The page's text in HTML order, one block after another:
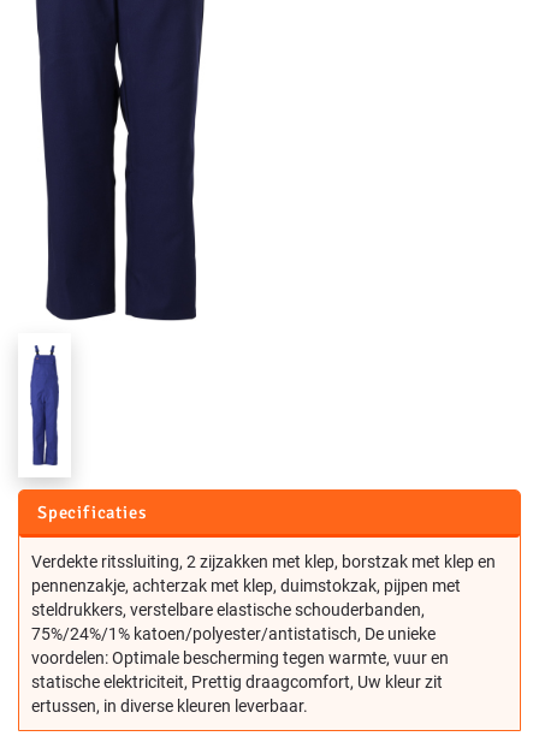
Specificaties
Verdekte ritssluiting, 2 zijzakken met klep, borstzak met klep en
pennenzakje, achterzak met klep, duimstokzak, pijpen met
steldrukkers, verstelbare elastische schouderbanden,
75%/24%/1% katoen/polyester/antistatisch, De unieke
voordelen: Optimale bescherming tegen warmte, vuur en
statische elektriciteit, Prettig draagcomfort, Uw kleur zit
ertussen, in diverse kleuren leverbaar.